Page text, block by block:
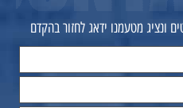
ונציג מטעמנו ידאג לחזור בהקדם